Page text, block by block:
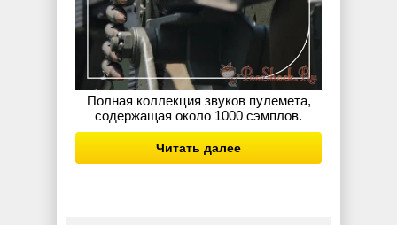
Полная коллекция звуков пулемета,
содержащая около 1000 сэмплов.
Читать далее